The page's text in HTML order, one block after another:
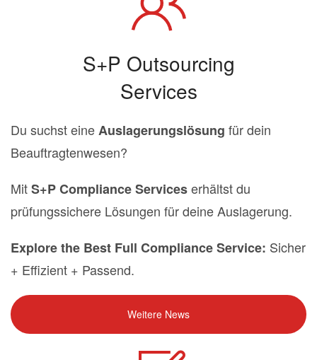
S+P Outsourcing
Services
Du suchst eineAuslagerungslösung für dein
Beauftragtenwesen?
MitS+P Compliance Serviceserhältst du
prüfungssichere Lösungen für deine Auslagerung.
Explore the Best Full Compliance Service: Sicher
+ Effizient + Passend.
Weitere News